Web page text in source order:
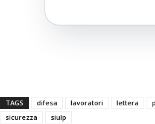
TAGS difesa lavoratori lettera
sicurezza
siulp